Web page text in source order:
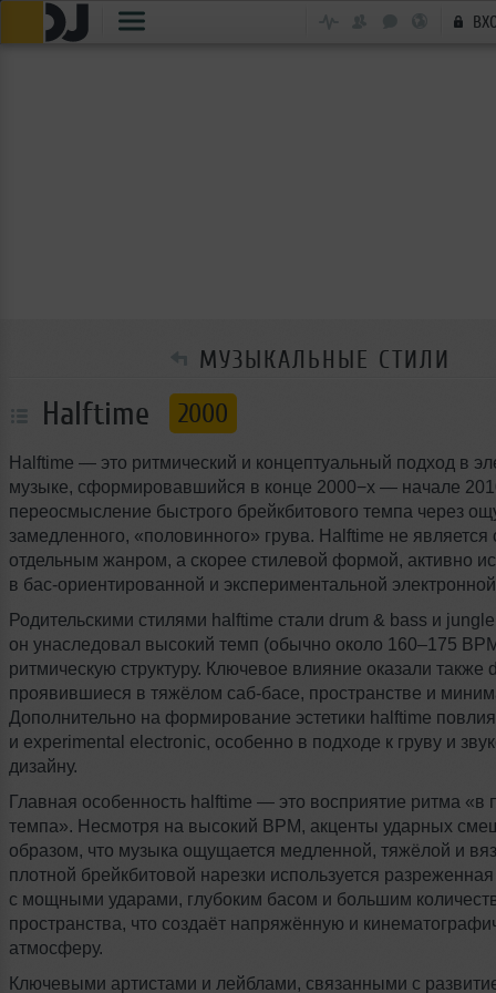
МУЗЫКАЛЬНЫЕ СТИЛИ
Halftime 2000
Halftime — это ритмический и концептуальный подход в
музыке, сформировавшийся в конце 2000−х — начале
переосмысление быстрого брейкбитового темпа через
замедленного, «половинного» грува. Halftime не является
отдельным жанром, а скорее стилевой формой, активно
в бас-ориентированной и экспериментальной
Родительскими стилями halftime стали drum & bass и
он унаследовал высокий темп (обычно около 160–175
ритмическую структуру. Ключевое влияние оказали также
проявившиеся в тяжёлом саб-басе, пространстве и
Дополнительно на формирование эстетики halftime
и experimental electronic, особенно в подходе к груву и
дизайну.
Главная особенность halftime — это восприятие ритма «в
темпа». Несмотря на высокий BPM, акценты ударных
образом, что музыка ощущается медленной, тяжёлой и
плотной брейкбитовой нарезки используется
с мощными ударами, глубоким басом и большим
пространства, что создаёт напряжённую и
атмосферу.
Ключевыми артистами и лейблами, связанными с